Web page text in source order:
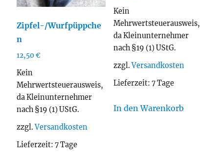
Zipfel-/Wurfpüppche
n
12,50€
Kein
Mehrwertsteuerausweis,
da Kleinunternehmer
nach §19 (1) UStG.
zzgl.Versandkosten
Lieferzeit:7 Tage
Kein
Mehrwertsteuerausweis,
da Kleinunternehmer
nach §19 (1) UStG.
zzgl.Versandkosten
Lieferzeit: 7 Tage
In den Warenkorb